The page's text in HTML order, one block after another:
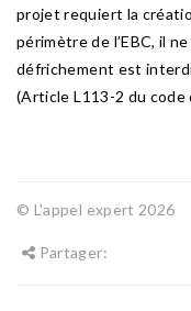
projet requiert la
périmètre de l’EBC, il
défrichement est
(Article L113-2 du code
© L'appel expert 2026
Partager: